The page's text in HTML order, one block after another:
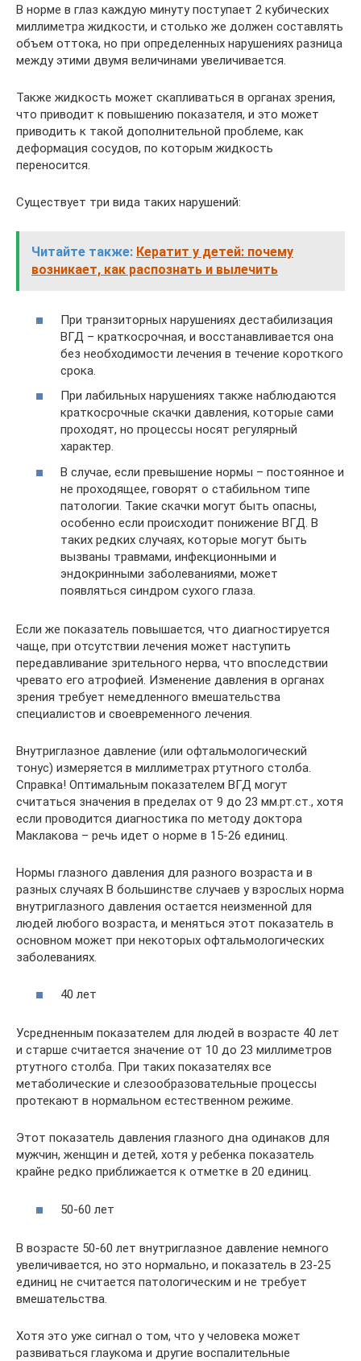
В норме в глаз каждую минуту поступает 2 кубических
миллиметра жидкости, и столько же должен составлять
объем оттока, но при определенных нарушениях разница
между этими двумя величинами увеличивается.
Также жидкость может скапливаться в органах зрения,
что приводит к повышению показателя, и это может
приводить к такой дополнительной проблеме, как
деформация сосудов, по которым жидкость
переносится.
Существует три вида таких нарушений:
Читайте также: Кератит у детей: почему
возникает, как распознать и вылечить
При транзиторных нарушениях дестабилизация
ВГД – краткосрочная, и восстанавливается она
без необходимости лечения в течение короткого
срока.
При лабильных нарушениях также наблюдаются
краткосрочные скачки давления, которые сами
проходят, но процессы носят регулярный
характер.
В случае, если превышение нормы – постоянное и
не проходящее, говорят о стабильном типе
патологии. Такие скачки могут быть опасны,
особенно если происходит понижение ВГД. В
таких редких случаях, которые могут быть
вызваны травмами, инфекционными и
эндокринными заболеваниями, может
появляться синдром сухого глаза.
Если же показатель повышается, что диагностируется
чаще, при отсутствии лечения может наступить
передавливание зрительного нерва, что впоследствии
чревато его атрофией. Изменение давления в органах
зрения требует немедленного вмешательства
специалистов и своевременного лечения.
Внутриглазное давление (или офтальмологический
тонус) измеряется в миллиметрах ртутного столба.
Справка! Оптимальным показателем ВГД могут
считаться значения в пределах от 9 до 23 мм.рт.ст., хотя
если проводится диагностика по методу доктора
Маклакова – речь идет о норме в 15-26 единиц.
Нормы глазного давления для разного возраста и в
разных случаях В большинстве случаев у взрослых норма
внутриглазного давления остается неизменной для
людей любого возраста, и меняться этот показатель в
основном может при некоторых офтальмологических
заболеваниях.
40 лет
Усредненным показателем для людей в возрасте 40 лет
и старше считается значение от 10 до 23 миллиметров
ртутного столба. При таких показателях все
метаболические и слезообразовательные процессы
протекают в нормальном естественном режиме.
Этот показатель давления глазного дна одинаков для
мужчин, женщин и детей, хотя у ребенка показатель
крайне редко приближается к отметке в 20 единиц.
50-60 лет
В возрасте 50-60 лет внутриглазное давление немного
увеличивается, но это нормально, и показатель в 23-25
единиц не считается патологическим и не требует
вмешательства.
Хотя это уже сигнал о том, что у человека может
развиваться глаукома и другие воспалительные